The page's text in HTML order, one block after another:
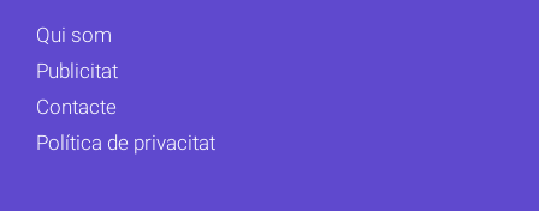
Qui som
Publicitat
Contacte
Política de privacitat